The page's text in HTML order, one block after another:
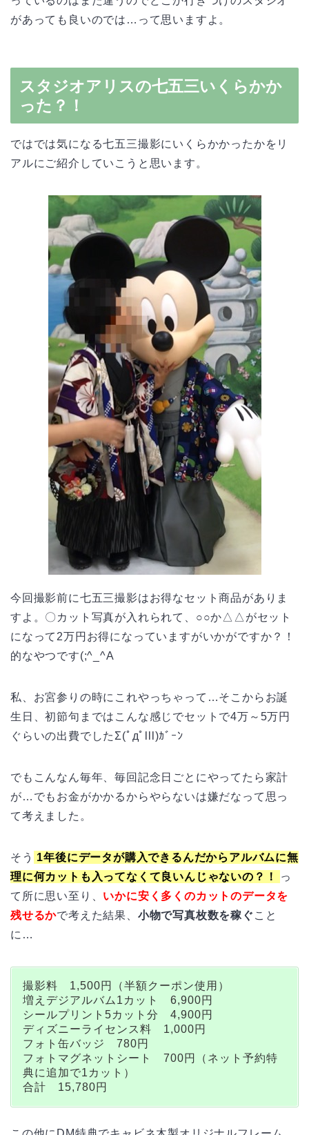
があっても良いのでは…って思いますよ。
スタジオアリスの七五三いくらかか
った？！
ではでは気になる七五三撮影にいくらかかったかをリ
アルにご紹介していこうと思います。
今回撮影前に七五三撮影はお得なセット商品がありま
すよ。〇カット写真が入れられて、○○か△△がセット
になって2万円お得になっていますがいかがですか？！
的なやつです(;^_^A
私、お宮参りの時にこれやっちゃって…そこからお誕
生日、初節句まではこんな感じでセットで4万～5万円
ぐらいの出費でしたΣ(ﾟдﾟlll)ｶﾞｰﾝ
でもこんなん毎年、毎回記念日ごとにやってたら家計
が…でもお金がかかるからやらないは嫌だなって思っ
て考えました。
そう 1年後にデータが購入できるんだからアルバムに無
理に何カットも入ってなくて良いんじゃないの？！
っ
て所に思い至り、 いかに安く多くのカットのデータを
残せるかで考えた結果、 小物で写真枚数を稼ぐ こと
に…
撮影料 1,500円（半額クーポン使用）
増えデジアルバム1カット 6,900円
シールプリント5カット分 4,900円
ディズニーライセンス料 1,000円
フォト缶バッジ 780円
フォトマグネットシート 700円（ネット予約特
典に追加で1カット）
合計 15,780円